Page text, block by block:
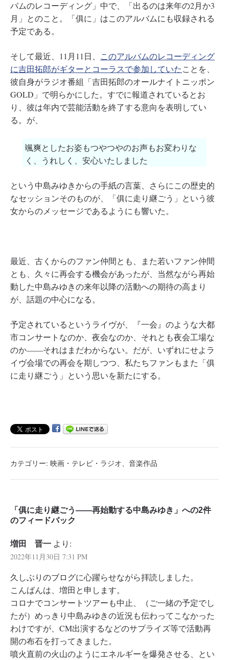
バムのレコーディング」中で、「出るのは来年の2月か3
月」とのこと。「俱に」はこのアルバムにも収録される
予定である。
そして最近、11月11日、 このアルバムのレコーディング
に吉田拓郎がギターとコーラスで参加していたことを、
彼自身がラジオ番組「吉田拓郎のオールナイトニッポン
GOLD」で明らかにした。すでに報道されているとお
り、彼は年内で芸能活動を終了する意向を表明してい
る。が、
颯爽としたお姿もつやつやのお声もお変わりな
く、うれしく、安心いたしました
という中島みゆきからの手紙の言葉、さらにこの歴史的
なセッションそのものが、「俱に走り継ごう」という彼
女からのメッセージであるようにも響いた。
最近、古くからのファン仲間とも、また若いファン仲間
とも、久々に再会する機会があったが、当然ながら再始
動した中島みゆきの来年以降の活動への期待の高まり
が、話題の中心になる。
予定されているというライヴが、『一会』のような大都
市コンサートなのか、夜会なのか、それとも夜会工場な
のか――それはまだわからない。だが、いずれにせよラ
イヴ会場での再会を期しつつ、私たちファンもまた「俱
に走り継ごう」という思いを新たにする。
カテゴリー: 映画・テレビ・ラジオ、 音楽作品
「俱に走り継ごう――再始動する中島みゆき」への2件
のフィードバック
増田 晋一 より:
2022年11月30日 7:31 PM
久しぶりのブログに心躍らせながら拝読しました。
こんばんは、増田と申します。
コロナでコンサートツアーも中止、（ご一緒の予定でし
たが）めっきり中島みゆきの近況も伝わってこなかった
わけですが、CM出演するなどのサプライズ等で活動再
開の布石を打ってきました。
噴火直前の火山のようにエネルギーを爆発させる、とい